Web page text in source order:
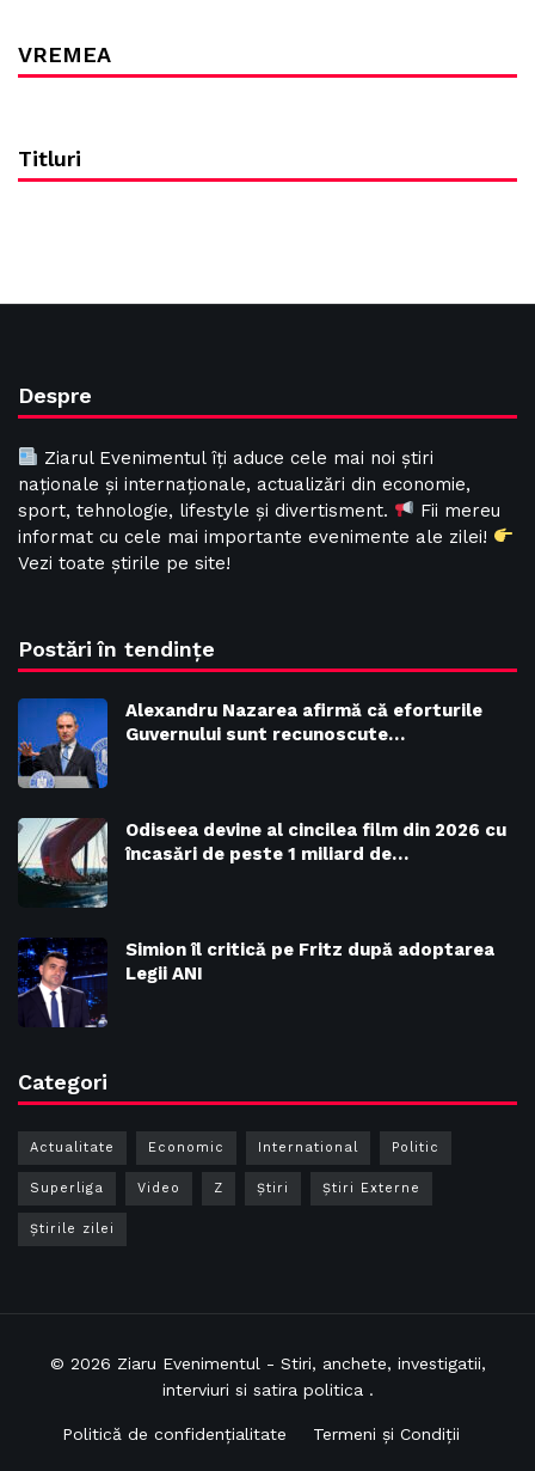
VREMEA
Titluri
Despre
Ziarul Evenimentul îți aduce cele mai noi știri
naționale și internaționale, actualizări din economie,
sport, tehnologie, lifestyle și divertisment.
Fii mereu
informat cu cele mai importante evenimente ale zilei!
Vezi toate știrile pe site!
Postări în tendințe
Alexandru Nazarea afirmă că eforturile
Guvernului sunt recunoscute…
Odiseea devine al cincilea film din 2026 cu
încasări de peste 1 miliard de…
Simion îl critică pe Fritz după adoptarea
Legii ANI
Categori
Actualitate Economic International Politic
Superliga Video Z Ştiri Știri Externe
Știrile zilei
© 2026 Ziaru Evenimentul - Stiri, anchete, investigatii,
interviuri si satira politica .
Politică de confidențialitate Termeni și Condiții